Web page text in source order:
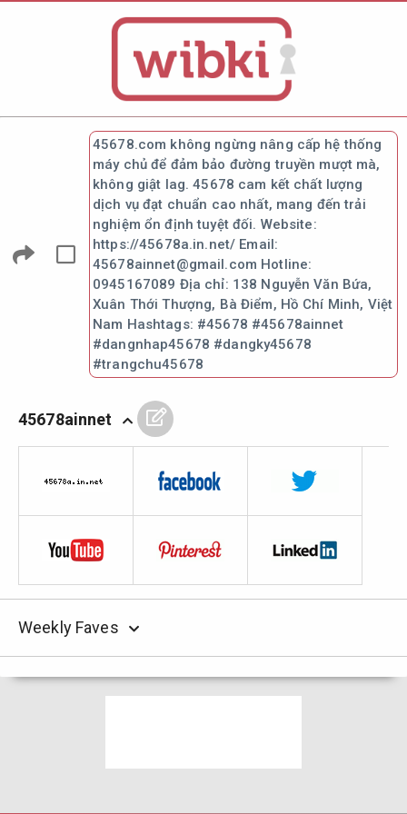
45678.com không ngừng nâng cấp hệ thống
máy chủ để đảm bảo đường truyền mượt mà,
không giật lag. 45678 cam kết chất lượng
dịch vụ đạt chuẩn cao nhất, mang đến trải
nghiệm ổn định tuyệt đối. Website:
https://45678a.in.net/ Email:
45678ainnet@gmail.com Hotline:
0945167089 Địa chỉ: 138 Nguyễn Văn Bứa,
Xuân Thới Thượng, Bà Điểm, Hồ Chí Minh, Việt
Nam Hashtags: #45678 #45678ainnet
#dangnhap45678 #dangky45678
#trangchu45678
45678ainnet
Weekly Faves